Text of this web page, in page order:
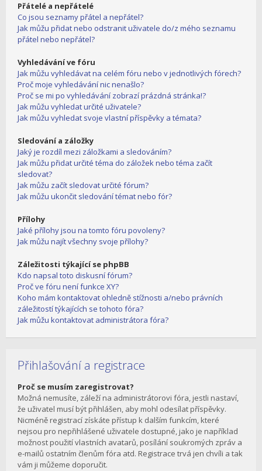
Přátelé a nepřátelé
Co jsou seznamy přátel a nepřátel?
Jak můžu přidat nebo odstranit uživatele do/z mého seznamu
přátel nebo nepřátel?
Vyhledávání ve fóru
Jak můžu vyhledávat na celém fóru nebo v jednotlivých fórech?
Proč moje vyhledávání nic nenašlo?
Proč se mi po vyhledávání zobrazí prázdná stránka!?
Jak můžu vyhledat určité uživatele?
Jak můžu vyhledat svoje vlastní příspěvky a témata?
Sledování a záložky
Jaký je rozdíl mezi záložkami a sledováním?
Jak můžu přidat určité téma do záložek nebo téma začít
sledovat?
Jak můžu začít sledovat určité fórum?
Jak můžu ukončit sledování témat nebo fór?
Přílohy
Jaké přílohy jsou na tomto fóru povoleny?
Jak můžu najít všechny svoje přílohy?
Záležitosti týkající se phpBB
Kdo napsal toto diskusní fórum?
Proč ve fóru není funkce XY?
Koho mám kontaktovat ohledně stížnosti a/nebo právních
záležitostí týkajících se tohoto fóra?
Jak můžu kontaktovat administrátora fóra?
Přihlašování a registrace
Proč se musím zaregistrovat?
Možná nemusíte, záleží na administrátorovi fóra, jestli nastaví,
že uživatel musí být přihlášen, aby mohl odesílat příspěvky.
Nicméně registrací získáte přístup k dalším funkcím, které
nejsou pro nepřihlášené uživatele dostupné, jako je například
možnost použití vlastních avatarů, posílání soukromých zpráv a
e-mailů ostatním členům fóra atd. Registrace trvá jen chvíli a tak
vám ji můžeme doporučit.